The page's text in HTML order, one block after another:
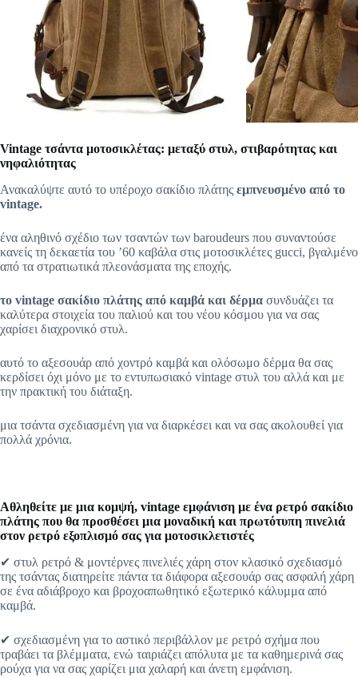
Vintage τσάντα μοτοσικλέτας: μεταξύ στυλ, στιβαρότητας και
νηφαλιότητας
Ανακαλύψτε αυτό το υπέροχο σακίδιο πλάτης εμπνευσμένο από το
vintage.
ένα αληθινό σχέδιο των τσαντών των baroudeurs που συναντούσε
κανείς τη δεκαετία του ’60 καβάλα στις μοτοσικλέτες gucci, βγαλμένο
από τα στρατιωτικά πλεονάσματα της εποχής.
το vintage σακίδιο πλάτης από καμβά και δέρμα συνδυάζει τα
καλύτερα στοιχεία του παλιού και του νέου κόσμου για να σας
χαρίσει διαχρονικό στυλ.
αυτό το αξεσουάρ από χοντρό καμβά και ολόσωμο δέρμα θα σας
κερδίσει όχι μόνο με το εντυπωσιακό vintage στυλ του αλλά και με
την πρακτική του διάταξη.
μια τσάντα σχεδιασμένη για να διαρκέσει και να σας ακολουθεί για
πολλά χρόνια.
Αθληθείτε με μια κομψή, vintage εμφάνιση με ένα ρετρό σακίδιο
πλάτης που θα προσθέσει μια μοναδική και πρωτότυπη πινελιά
στον ρετρό εξοπλισμό σας για μοτοσικλετιστές
✔ στυλ ρετρό & μοντέρνες πινελιές χάρη στον κλασικό σχεδιασμό
της τσάντας διατηρείτε πάντα τα διάφορα αξεσουάρ σας ασφαλή χάρη
σε ένα αδιάβροχο και βροχοαπωθητικό εξωτερικό κάλυμμα από
καμβά.
✔ σχεδιασμένη για το αστικό περιβάλλον με ρετρό σχήμα που
τραβάει τα βλέμματα, ενώ ταιριάζει απόλυτα με τα καθημερινά σας
ρούχα για να σας χαρίζει μια χαλαρή και άνετη εμφάνιση.